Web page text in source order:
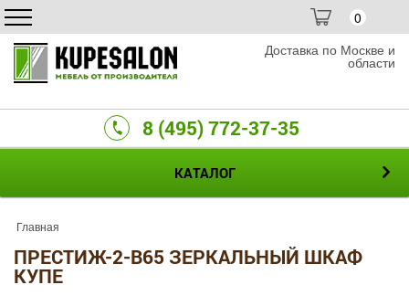
0
Доставка по Москве и
области
8 (495) 772-37-35
КАТАЛОГ
Главная
ПРЕСТИЖ-2-B65 ЗЕРКАЛЬНЫЙ ШКАФ
КУПЕ